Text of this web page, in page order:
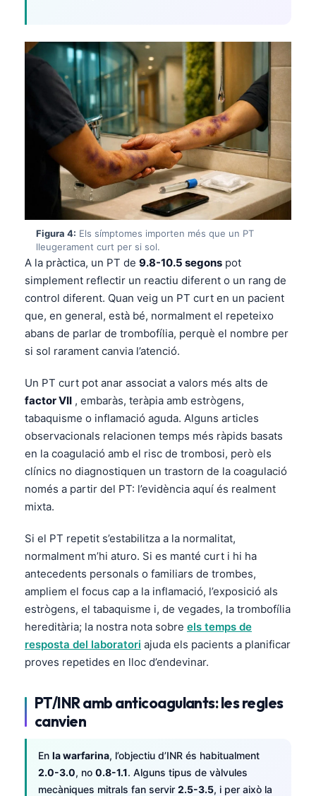
Figura 4: Els símptomes importen més que un PT
lleugerament curt per si sol.
A la pràctica, un PT de 9.8-10.5 segons pot
simplement reflectir un reactiu diferent o un rang de
control diferent. Quan veig un PT curt en un pacient
que, en general, està bé, normalment el repeteixo
abans de parlar de trombofília, perquè el nombre per
si sol rarament canvia l’atenció.
Un PT curt pot anar associat a valors més alts de
factor VII , embaràs, teràpia amb estrògens,
tabaquisme o inflamació aguda. Alguns articles
observacionals relacionen temps més ràpids basats
en la coagulació amb el risc de trombosi, però els
clínics no diagnostiquen un trastorn de la coagulació
només a partir del PT: l’evidència aquí és realment
mixta.
Si el PT repetit s’estabilitza a la normalitat,
normalment m’hi aturo. Si es manté curt i hi ha
antecedents personals o familiars de trombes,
ampliem el focus cap a la inflamació, l’exposició als
estrògens, el tabaquisme i, de vegades, la trombofília
hereditària; la nostra nota sobre els temps de
resposta del laboratori ajuda els pacients a planificar
proves repetides en lloc d’endevinar.
PT/INR amb anticoagulants: les regles
canvien
En la warfarina, l’objectiu d’INR és habitualment
2.0-3.0, no 0.8-1.1. Alguns tipus de vàlvules
mecàniques mitrals fan servir 2.5-3.5, i per això la